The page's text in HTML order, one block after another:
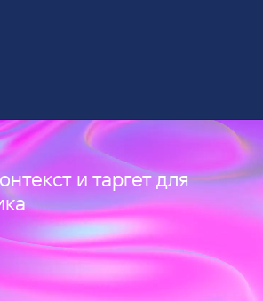
и таргет для